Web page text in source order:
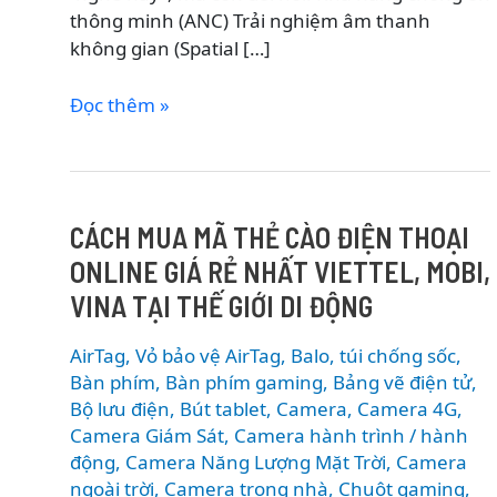
thông minh (ANC) Trải nghiệm âm thanh
không gian (Spatial […]
So
vs
Sony
WH-
1000XM6
vs
Bose
QC
Ultra:
Đâu
là
Đọc thêm »
CÁCH MUA MÃ THẺ CÀO ĐIỆN THOẠI
ONLINE GIÁ RẺ NHẤT VIETTEL, MOBI,
VINA TẠI THẾ GIỚI DI ĐỘNG
AirTag, Vỏ bảo vệ AirTag, Balo, túi chống sốc,
Bàn phím, Bàn phím gaming, Bảng vẽ điện tử,
Bộ lưu điện, Bút tablet, Camera, Camera 4G,
Camera Giám Sát, Camera hành trình / hành
động, Camera Năng Lượng Mặt Trời, Camera
ngoài trời, Camera trong nhà, Chuột gaming,